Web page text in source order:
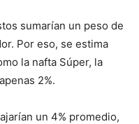
sumarían un peso de
Por eso, se estima
la nafta Súper, la
2%.
un 4% promedio,